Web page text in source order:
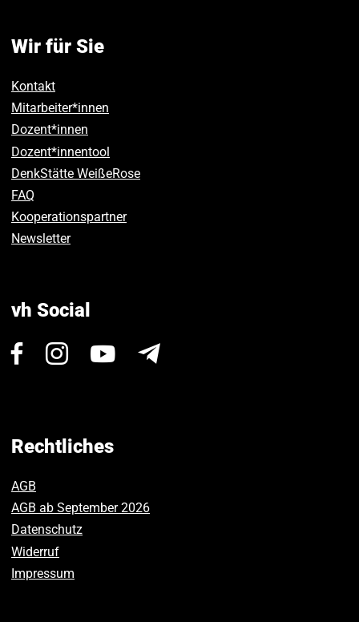
Wir für Sie
Kontakt
Mitarbeiter*innen
Dozent*innen
Dozent*innentool
DenkStätte WeißeRose
FAQ
Kooperationspartner
Newsletter
vh Social
Besuchen
Facebook.
Besuchen
Instagram.
Besuchen
Rechtliches
AGB
AGB ab September 2026
Datenschutz
Widerruf
Impressum